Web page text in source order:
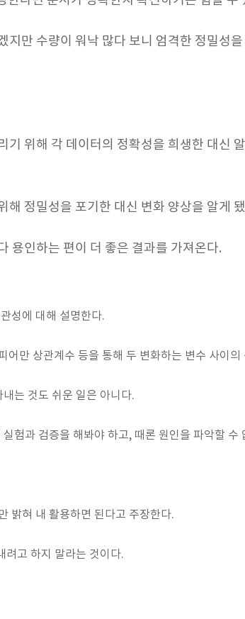
지만 수량이 워낙 많다 보니 엄격한 정밀성
기 위해 각 데이터의 정확성을 희생한 대신
해 정밀성을 포기한 대신 변화 양상을 알게
용인하는 편이 더 좋은 결과를 가져온다.
성에 대해 설명한다.
어만 상관계수 등을 통해 두 변화하는 변수 사이의
는 것도 쉬운 일은 아니다.
험과 검증을 해봐야 하고, 때론 원인을 파악할 수
밝혀 내 활용하면 된다고 주장한다.
려고 하지 말라는 것이다.